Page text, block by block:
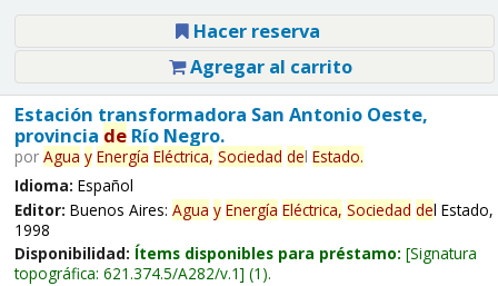
Hacer reserva
Agregar al carrito
Estación transformadora San Antonio Oeste,
provincia deRío Negro.
por Agua y Energía Eléctrica, Sociedad del Estado.
Idioma: Español
Editor: Buenos Aires: Agua y Energía Eléctrica, Sociedad del Estado,
1998
Disponibilidad: Ítems disponibles para préstamo: Signatura
topográfica: 621.374.5/A282/v.1 (1).